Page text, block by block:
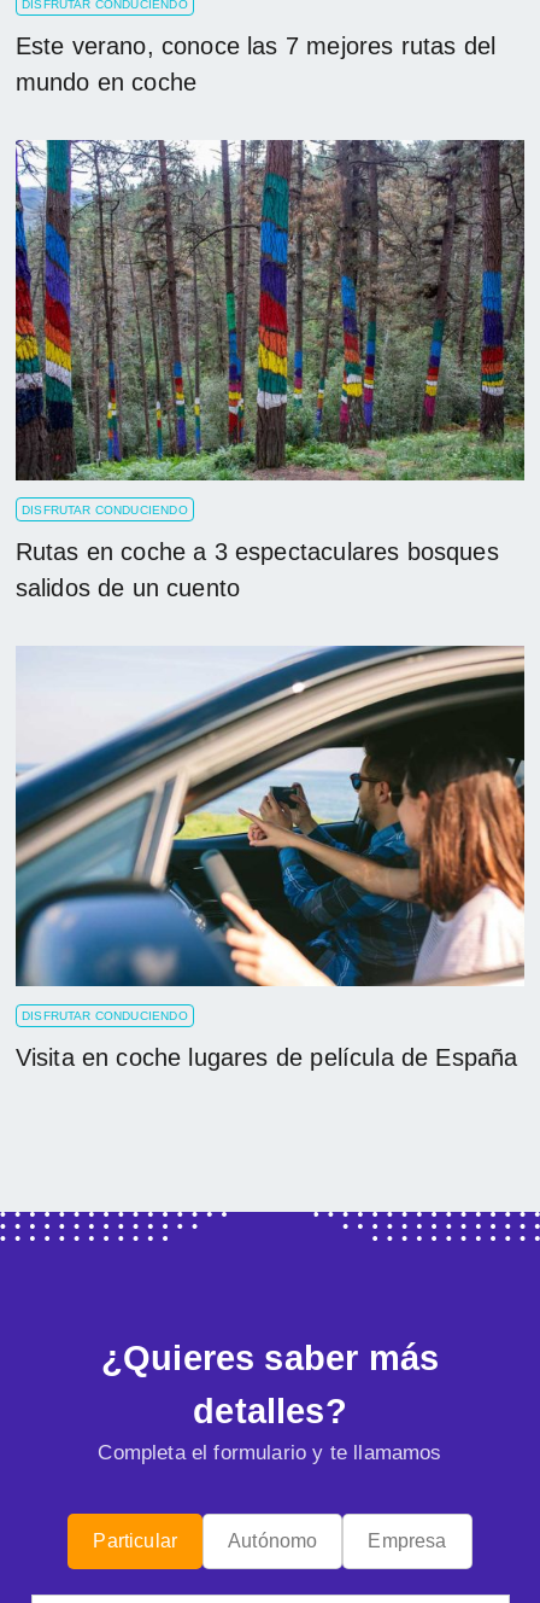
DISFRUTAR CONDUCIENDO
Este verano, conoce las 7 mejores rutas del
mundo en coche
DISFRUTAR CONDUCIENDO
Rutas en coche a 3 espectaculares bosques
salidos de un cuento
DISFRUTAR CONDUCIENDO
Visita en coche lugares de película de España
¿Quieres saber más
detalles?
Completa el formulario y te llamamos
Particular Autónomo Empresa